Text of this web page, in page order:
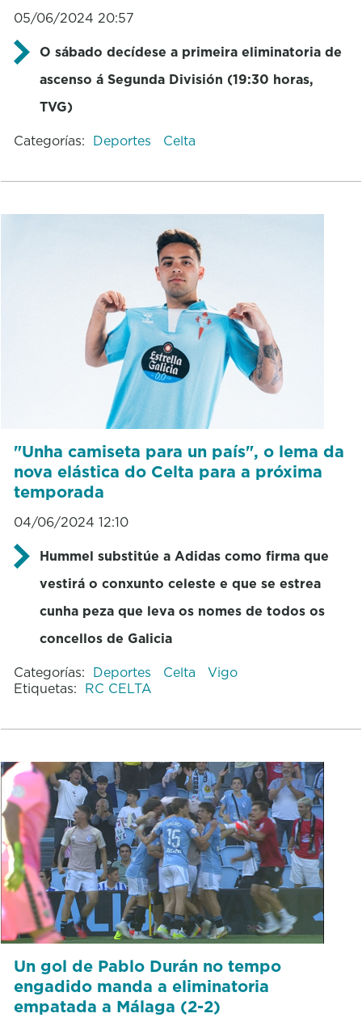
05/06/2024 20:57
O sábado decídese a primeira eliminatoria de
ascenso á Segunda División (19:30 horas,
TVG)
Categorías: Deportes Celta
"Unha camiseta para un país", o lema da
nova elástica do Celta para a próxima
temporada
04/06/2024 12:10
Hummel substitúe a Adidas como firma que
vestirá o conxunto celeste e que se estrea
cunha peza que leva os nomes de todos os
concellos de Galicia
Categorías: Deportes Celta
Vigo
Etiquetas: RC CELTA
Un gol de Pablo Durán no tempo
engadido manda a eliminatoria
empatada a Málaga (2-2)